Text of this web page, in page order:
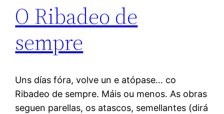
O Ribadeo de
sempre
Uns días fóra, volve un e atópase… co
Ribadeo de sempre. Máis ou menos. As obras
seguen parellas, os atascos, semellantes (dirá